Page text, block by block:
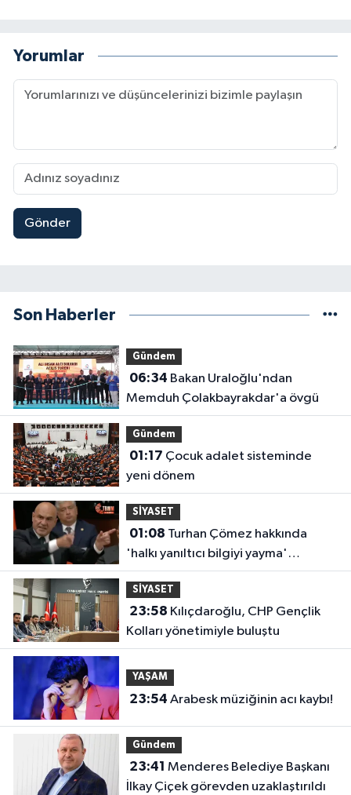
Yorumlar
Gönder
Son Haberler
Gündem
06:34
Memduh Çolakbayrakdar'a övgü
Gündem
01:17
yeni dönem
SİYASET
01:08
'halkı yanıltıcı bilgiyi yayma'
soruşturması
SİYASET
23:58
Kolları yönetimiyle buluştu
YAŞAM
23:54 Arabesk müziğinin acı kaybı!
Gündem
23:41
İlkay Çiçek görevden uzaklaştırıldı